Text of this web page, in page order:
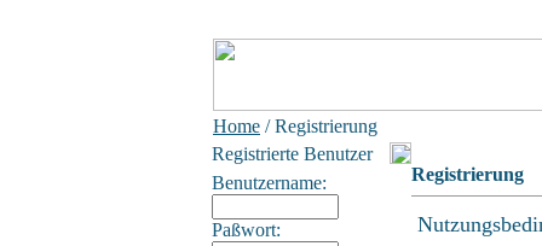
Home / Registrierung
Registrierte Benutzer
Benutzername:
Paßwort:
Registrierung